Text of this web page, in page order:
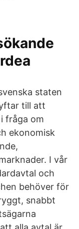
staten
till att
fråga om
ekonomisk
I vår
och
behöver för
snabbt